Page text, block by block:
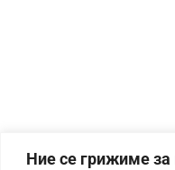
Ние се грижиме за